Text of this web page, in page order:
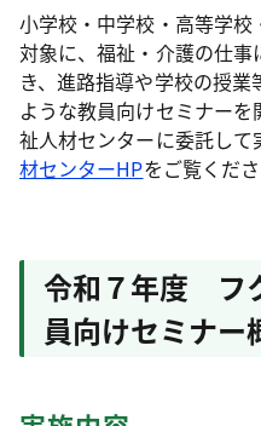
小学校・中学校・高等学
対象に、福祉・介護の仕
き、進路指導や学校の授
ような教員向けセミナー
祉人材センターに委託して
材センターHPをご覧くださ
令和７年度 フ
員向けセミナー